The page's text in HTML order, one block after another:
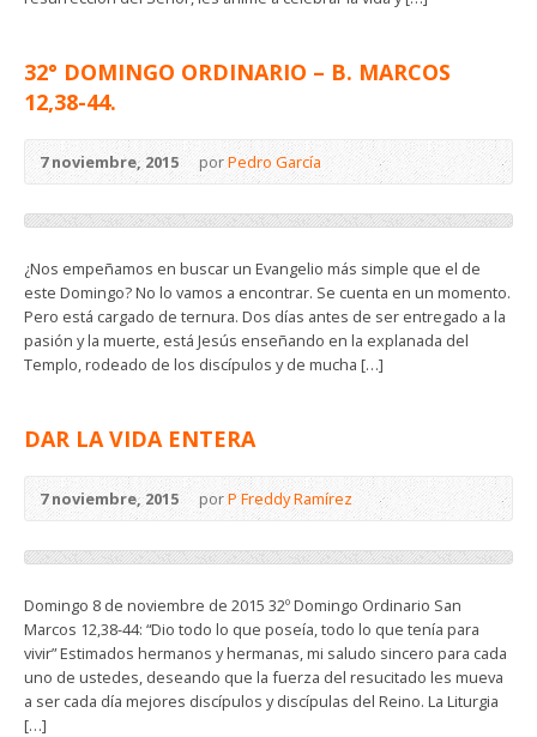
32° DOMINGO ORDINARIO – B. MARCOS
12,38-44.
7 noviembre, 2015 porPedro García
¿Nos empeñamos en buscar un Evangelio más simple que el de
este Domingo? No lo vamos a encontrar. Se cuenta en un momento.
Pero está cargado de ternura. Dos días antes de ser entregado a la
pasión y la muerte, está Jesús enseñando en la explanada del
Templo, rodeado de los discípulos y de mucha […]
DAR LA VIDA ENTERA
7 noviembre, 2015 porP Freddy Ramírez
Domingo 8 de noviembre de 2015 32º Domingo Ordinario San
Marcos 12,38-44: “Dio todo lo que poseía, todo lo que tenía para
vivir” Estimados hermanos y hermanas, mi saludo sincero para cada
uno de ustedes, deseando que la fuerza del resucitado les mueva
a ser cada día mejores discípulos y discípulas del Reino. La Liturgia
[…]